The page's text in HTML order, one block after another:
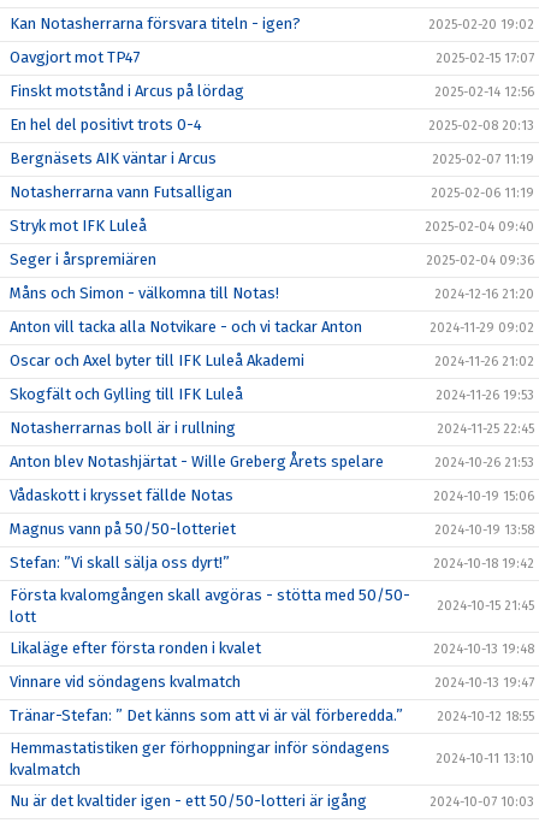
Kan Notasherrarna försvara titeln - igen? 2025-02-20 19:02
Oavgjort mot TP47 2025-02-15 17:07
Finskt motstånd i Arcus på lördag 2025-02-14 12:56
En hel del positivt trots 0-4 2025-02-08 20:13
Bergnäsets AIK väntar i Arcus 2025-02-07 11:19
Notasherrarna vann Futsalligan 2025-02-06 11:19
Stryk mot IFK Luleå 2025-02-04 09:40
Seger i årspremiären 2025-02-04 09:36
Måns och Simon - välkomna till Notas! 2024-12-16 21:20
Anton vill tacka alla Notvikare - och vi tackar Anton 2024-11-29 09:02
Oscar och Axel byter till IFK Luleå Akademi 2024-11-26 21:02
Skogfält och Gylling till IFK Luleå 2024-11-26 19:53
Notasherrarnas boll är i rullning 2024-11-25 22:45
Anton blev Notashjärtat - Wille Greberg Årets spelare 2024-10-26 21:53
Vådaskott i krysset fällde Notas 2024-10-19 15:06
Magnus vann på 50/50-lotteriet 2024-10-19 13:58
Stefan: ”Vi skall sälja oss dyrt!” 2024-10-18 19:42
Första kvalomgången skall avgöras - stötta med 50/50-
lott
2024-10-15 21:45
Likaläge efter första ronden i kvalet 2024-10-13 19:48
Vinnare vid söndagens kvalmatch 2024-10-13 19:47
Tränar-Stefan: ” Det känns som att vi är väl förberedda.” 2024-10-12 18:55
Hemmastatistiken ger förhoppningar inför söndagens
kvalmatch
2024-10-11 13:10
Nu är det kvaltider igen - ett 50/50-lotteri är igång 2024-10-07 10:03